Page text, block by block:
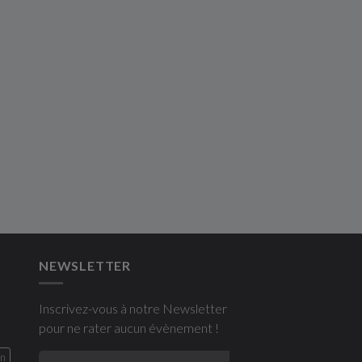
NEWSLETTER
Inscrivez-vous à notre Newsletter
pour ne rater aucun évènement !